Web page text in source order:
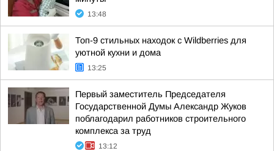
13:48
Топ-9 стильных находок с Wildberries для
уютной кухни и дома
13:25
Первый заместитель Председателя
Государственной Думы Александр Жуков
поблагодарил работников строительного
комплекса за труд
13:12